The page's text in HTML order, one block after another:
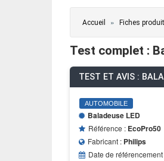
Vous êtes ici
Accueil » Fiches produit
Test complet :
TEST ET AVIS :
AUTOMOBILE
Baladeuse LED
Référence : EcoPro50
Fabricant : Philips
Date de référencement